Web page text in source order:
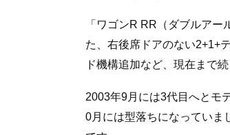
「ワゴンR RR（ダブルア
た、右後席ドアのない2+1+
ド機構追加など、現在まで
2003年9月には3代目へとモ
0月には型落ちになっていま